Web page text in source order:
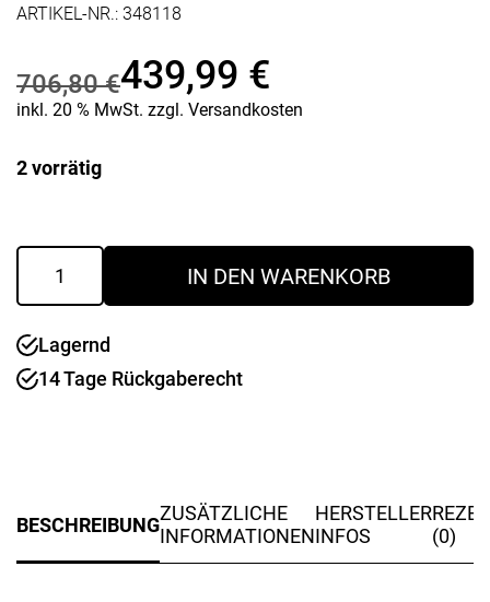
ARTIKEL-NR.: 348118
706,80€
Ursprünglicher
Preis
706,80 €
439,99 €
Aktueller
Preis
439,99 €.
inkl. 20 % MwSt. zzgl. Versandkosten
2 vorrätig
Kapp-
Gehrungssäge
305
M
PCL
IN DEN WARENKORB
Lagernd
14 Tage Rückgaberecht
BESCHREIBUNGZUSÄTZLICHE
INFORMATIONEN
HERSTELLER
INFOS
(0)